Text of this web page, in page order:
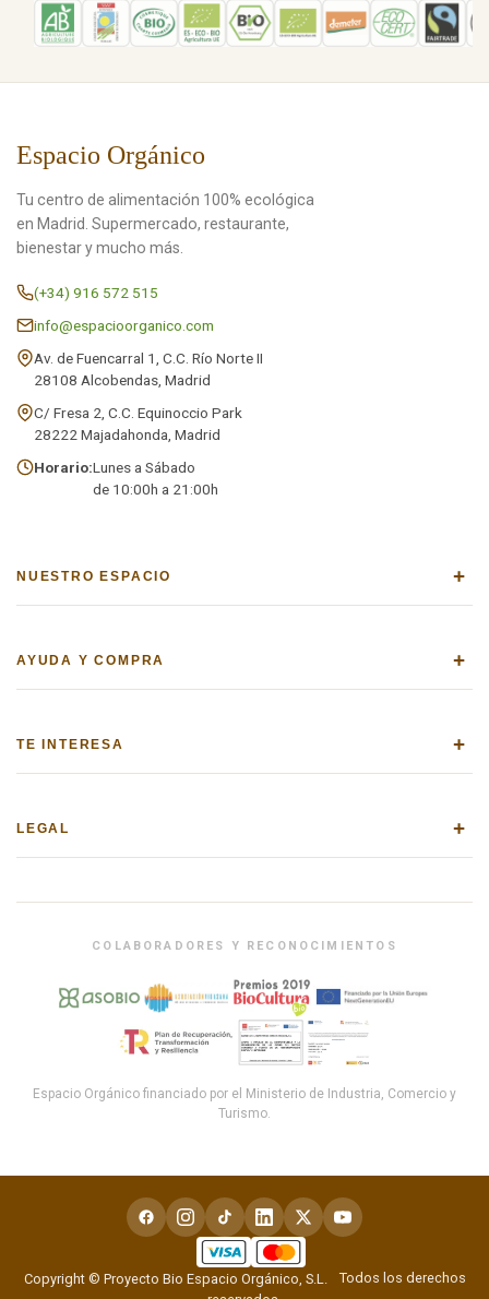
Espacio Orgánico
Tu centro de alimentación 100% ecológica
en Madrid. Supermercado, restaurante,
bienestar y mucho más.
(+34) 916 572 515
info@espacioorganico.com
Av. de Fuencarral 1, C.C. Río Norte II
28108 Alcobendas, Madrid
C/ Fresa 2, C.C. Equinoccio Park
28222 Majadahonda, Madrid
Horario:Lunes a Sábado
de 10:00h a 21:00h
NUESTRO ESPACIO +
AYUDA Y COMPRA +
TE INTERESA +
LEGAL +
COLABORADORES Y RECONOCIMIENTOS
Espacio Orgánico financiado por el Ministerio de Industria, Comercio y
Turismo.
Copyright © Proyecto Bio Espacio Orgánico, S.L.
Todos los derechos